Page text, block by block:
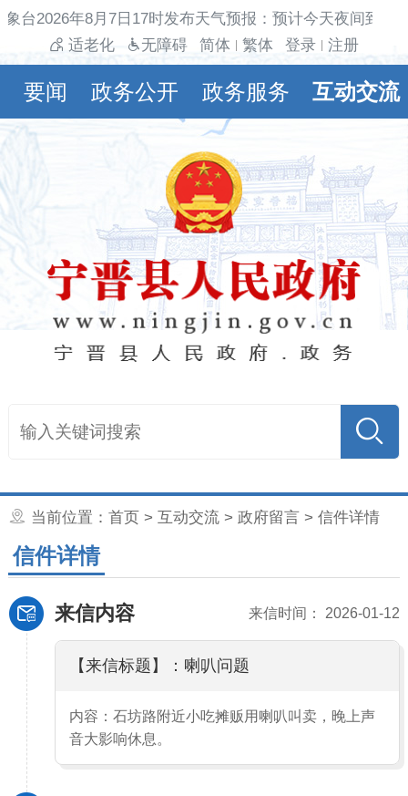
台2026年8月7日17时发布天气预报：预计今天夜间到
适老化
无障碍 简体 繁体 登录 注册
要闻 政务公开 政务服务 互动交流
当前位置： 首页 > 互动交流> 政府留言> 信件详情
信件详情
来信内容 来信时间： 2026-01-12
【来信标题】：喇叭问题
内容：石坊路附近小吃摊贩用喇叭叫卖，晚上声
音大影响休息。